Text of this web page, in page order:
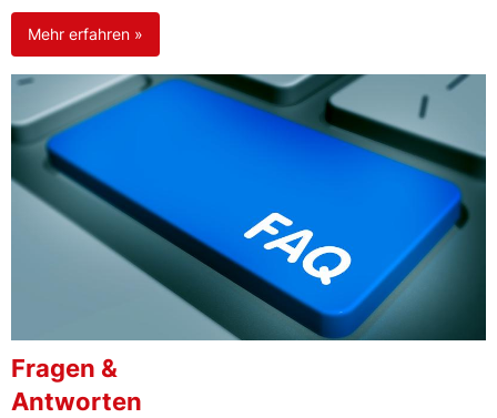
Mehr erfahren »
Fragen &
Antworten